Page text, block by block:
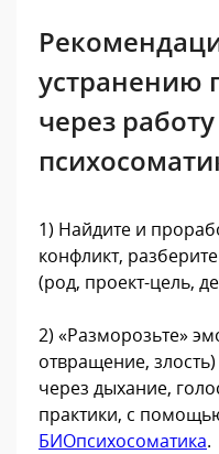
устранению
через работу
1) Найдите и
конфликт,
(род, проект-цель,
2) «Разморозьте»
отвращение,
через дыхание,
практики, с
БИОпсихосоматика.